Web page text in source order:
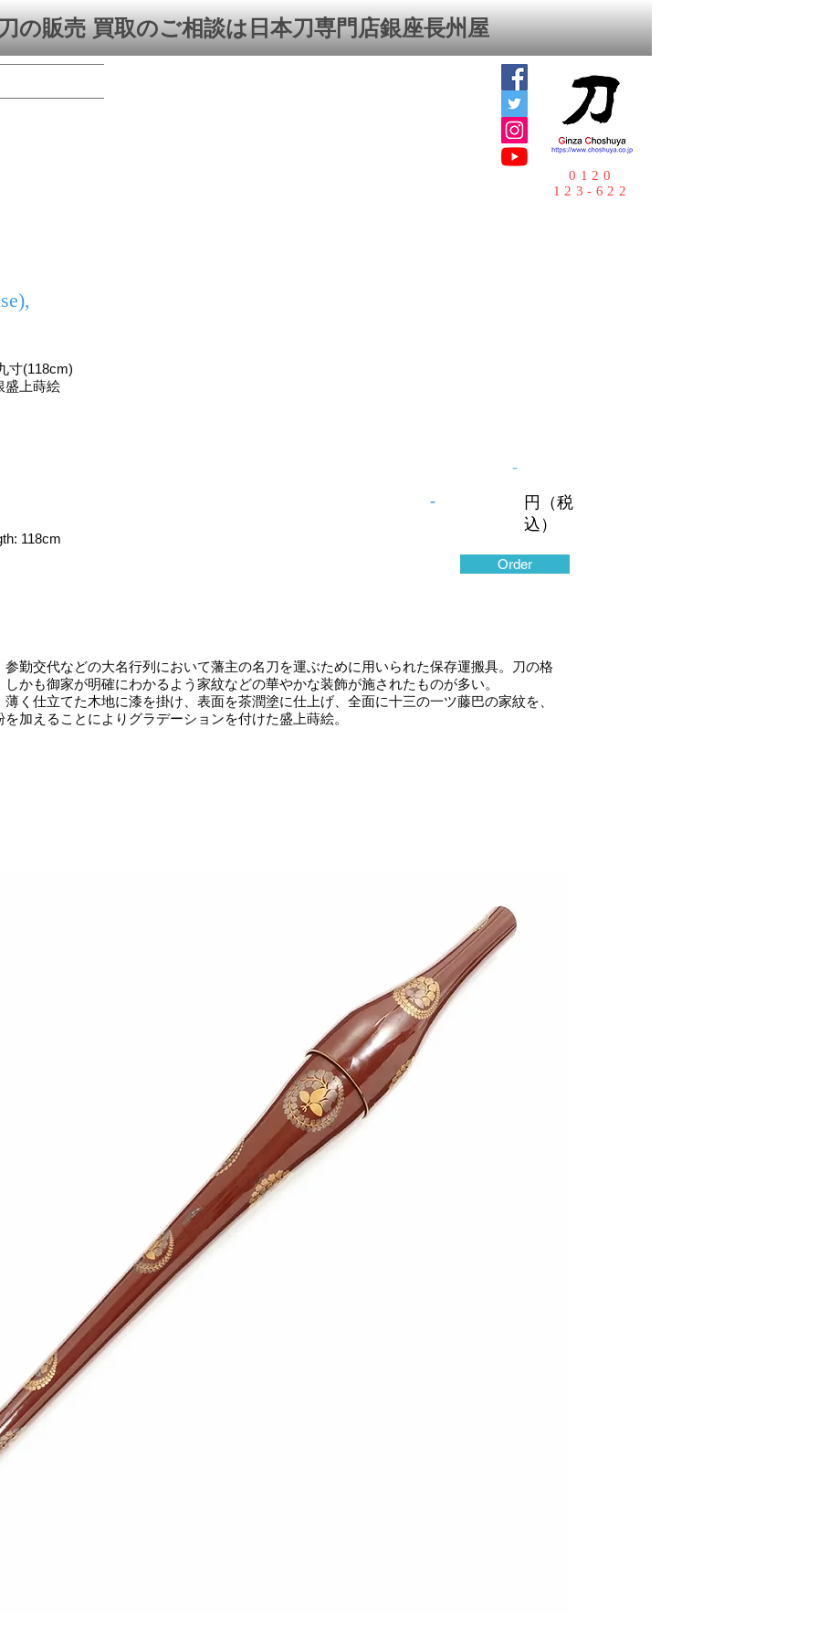
の販売 買取のご相談は日本刀専門店銀座⻑州屋
0120
123-622
寸(118cm)
盛上蒔絵
118cm
-
-
円（税
込）
Order
勤交代などの大名行列において藩主の名刀を運ぶために用いられた保存運搬具。刀の格
しかも御家が明確にわかるよう家紋などの華やかな装飾が施されたものが多い。
く仕立てた木地に漆を掛け、表面を茶潤塗に仕上げ、全面に十三の一ツ藤巴の家紋を、
を加えることによりグラデーションを付けた盛上蒔絵。